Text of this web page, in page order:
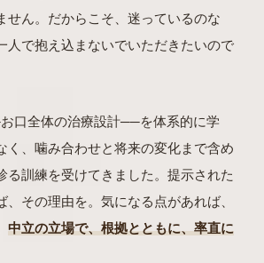
せん。だからこそ、迷っているのな
人で抱え込まないでいただきたいので
口全体の治療設計──を体系的に学
く、噛み合わせと将来の変化まで含め
る訓練を受けてきました。提示された
、その理由を。気になる点があれば、
中立の立場で、根拠とともに、率直に